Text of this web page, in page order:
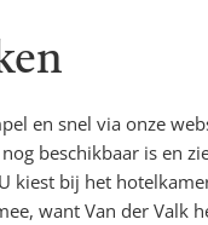
en snel via onze
beschikbaar is en
kiest bij het
want Van der Valk